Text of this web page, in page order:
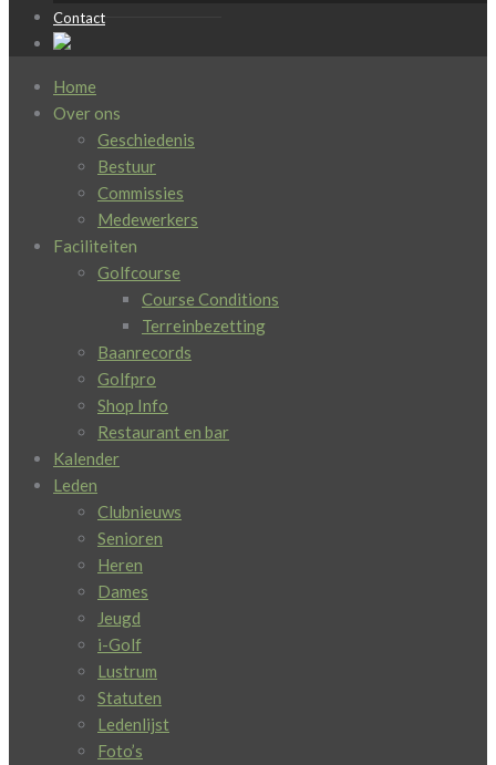
Contact
Home
Over ons
Geschiedenis
Bestuur
Commissies
Medewerkers
Faciliteiten
Golfcourse
Course Conditions
Terreinbezetting
Baanrecords
Golfpro
Shop Info
Restaurant en bar
Kalender
Leden
Clubnieuws
Senioren
Heren
Dames
Jeugd
i-Golf
Lustrum
Statuten
Ledenlijst
Foto’s